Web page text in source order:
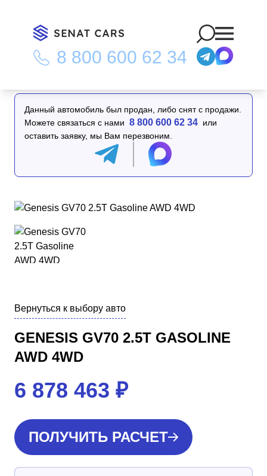
8 800 600 62 34
Главная Каталог/Genesis GV70 2.5T Gasoline AWD 4WD
Данный автомобиль был продан, либо снят с продажи.
Можете связаться с нами 8 800 600 62 34 или
оставить заявку, мы Вам перезвоним.
Вернуться к выбору авто
GENESIS GV70 2.5T GASOLINE
AWD 4WD
6 878 463 ₽
ПОЛУЧИТЬ РАСЧЕТ